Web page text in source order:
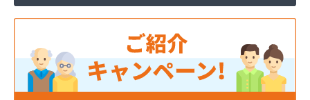
株式会社ミシマ
株式会社宮野商事
株式会社宮野商事
株式会社宮野商事 大原配送センター